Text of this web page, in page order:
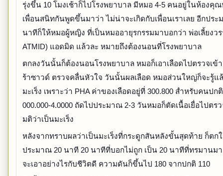
รุ่งขึ้น 10 โมงเช้าก็ไปโรงพยาบาล มีหมอ 4-5 คนอยู่ในห้องคุ
เพื่อนสนิทกันพูดขึ้นมาว่า ไม่น่าจะเกิดกับเพื่อนเราเลย อีกประ
นาทีก็ให้หมอผู้หญิง ที่เป็นหมออายุรกรรมมาบอกว่า พ่อเลี้ยงว
ATMID) แอดมิด แล้วละ หมายถึงต้องนอนที่โรงพยาบาล
ตกลงวันนั้นก็ต้องนอนโรงพยาบาล หมอก็เอาเลือดไปตรวจเข้า
ร้าซาวด์ ตรวจคลื่นหัวใจ วันนั้นผลเลือด หมอส่วนใหญ่ก็จะรู้แ
มะเร็ง เพราะว่า PHA ค่าของเลือดอยู่ที่ 300.800 สำหรับคนปก
000.000-4.0000 ถัดไปประมาณ 2-3 วันหมอก็ตัดเนื้อเยื่อไปตร
มติว่าเป็นมะเร็ง
หลังจากทราบผลว่าเป็นมะเร็งที่กระดูกสันหลังขั้นสุดท้าย ก็ตก
ประมาณ 20 นาที 20 นาทีที่บอกไม่ถูก เป็น 20 นาทีที่ทรมานม
จะเอาอย่างไรกับชีวิตดี ความดันก็ขึ้นไป 180 จากปกติ 110